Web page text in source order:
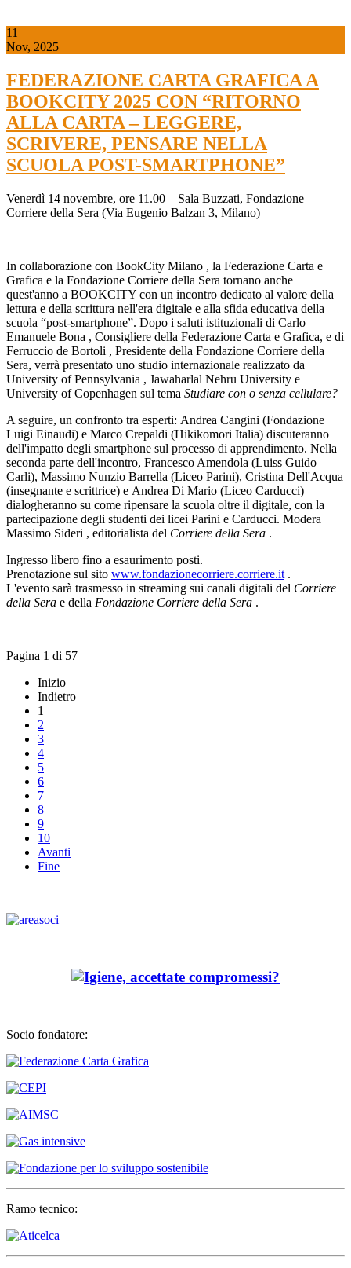
11
Nov, 2025
FEDERAZIONE CARTA GRAFICA A
BOOKCITY 2025 CON “RITORNO
ALLA CARTA – LEGGERE,
SCRIVERE, PENSARE NELLA
SCUOLA POST-SMARTPHONE”
Venerdì 14 novembre, ore 11.00 – Sala Buzzati, Fondazione
Corriere della Sera (Via Eugenio Balzan 3, Milano)
In collaborazione con BookCity Milano , la Federazione Carta e
Grafica e la Fondazione Corriere della Sera tornano anche
quest'anno a BOOKCITY con un incontro dedicato al valore della
lettura e della scrittura nell'era digitale e alla sfida educativa della
scuola “post-smartphone”. Dopo i saluti istituzionali di Carlo
Emanuele Bona , Consigliere della Federazione Carta e Grafica, e di
Ferruccio de Bortoli , Presidente della Fondazione Corriere della
Sera, verrà presentato uno studio internazionale realizzato da
University of Pennsylvania , Jawaharlal Nehru University e
University of Copenhagen sul tema Studiare con o senza cellulare?
A seguire, un confronto tra esperti: Andrea Cangini (Fondazione
Luigi Einaudi) e Marco Crepaldi (Hikikomori Italia) discuteranno
dell'impatto degli smartphone sul processo di apprendimento. Nella
seconda parte dell'incontro, Francesco Amendola (Luiss Guido
Carli), Massimo Nunzio Barrella (Liceo Parini), Cristina Dell'Acqua
(insegnante e scrittrice) e Andrea Di Mario (Liceo Carducci)
dialogheranno su come ripensare la scuola oltre il digitale, con la
partecipazione degli studenti dei licei Parini e Carducci. Modera
Massimo Sideri , editorialista del Corriere della Sera .
Ingresso libero fino a esaurimento posti.
Prenotazione sul sito www.fondazionecorriere.corriere.it .
L'evento sarà trasmesso in streaming sui canali digitali del Corriere
della Sera e della Fondazione Corriere della Sera .
Pagina 1 di 57
Inizio
Indietro
1
2
3
4
5
6
7
8
9
10
Avanti
Fine
Socio fondatore:
Ramo tecnico: